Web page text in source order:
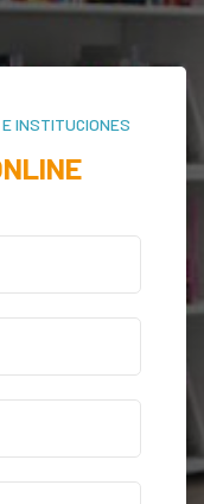
INSTITUCIONES